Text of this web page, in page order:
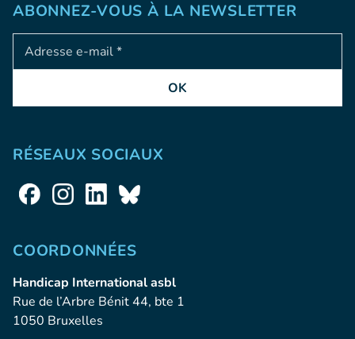
ABONNEZ-VOUS À LA NEWSLETTER
Adresse e-mail
OK
RÉSEAUX SOCIAUX
COORDONNÉES
Handicap International asbl
Rue de l’Arbre Bénit 44, bte 1
1050 Bruxelles